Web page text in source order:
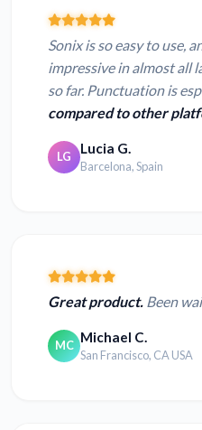
Sonix is so easy to use,
impressive in almost all
so far. Punctuation is
compared to other
LG Lucia G.
Barcelona, Spain
Great product. Been
MC Michael C.
San Francisco, CA USA